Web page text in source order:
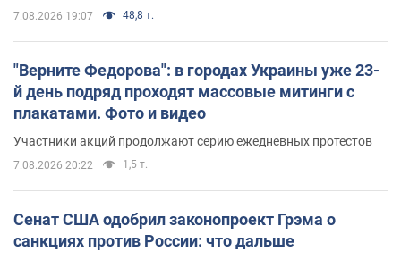
7.08.2026 19:07 48,8 т.
"Верните Федорова": в городах Украины уже 23-
й день подряд проходят массовые митинги с
плакатами. Фото и видео
Участники акций продолжают серию ежедневных протестов
7.08.2026 20:22 1,5 т.
Сенат США одобрил законопроект Грэма о
санкциях против России: что дальше